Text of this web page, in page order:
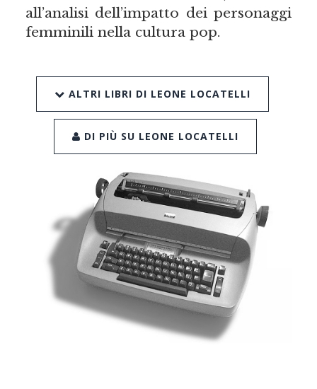
all’analisi dell’impatto dei personaggi
femminili nella cultura pop.
ALTRI LIBRI DI LEONE LOCATELLI
DI PIÙ SU LEONE LOCATELLI